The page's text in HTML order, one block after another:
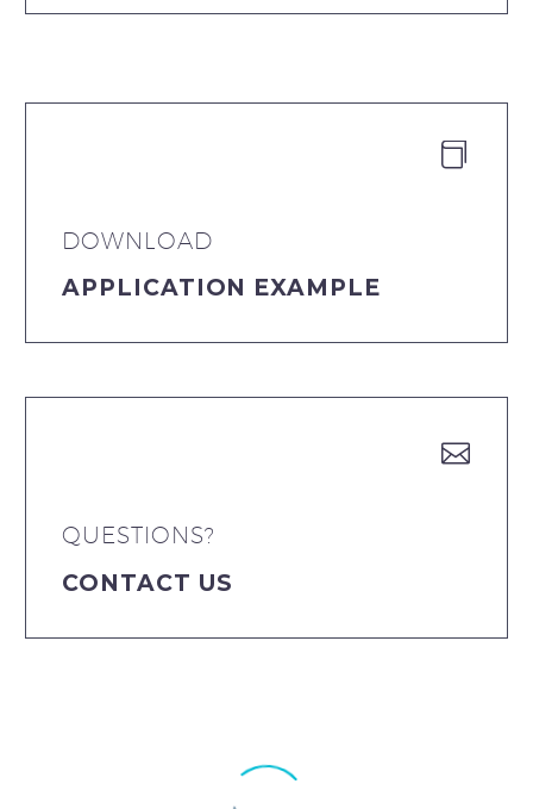


DOWNLOAD
APPLICATION EXAMPLE


QUESTIONS?
CONTACT US